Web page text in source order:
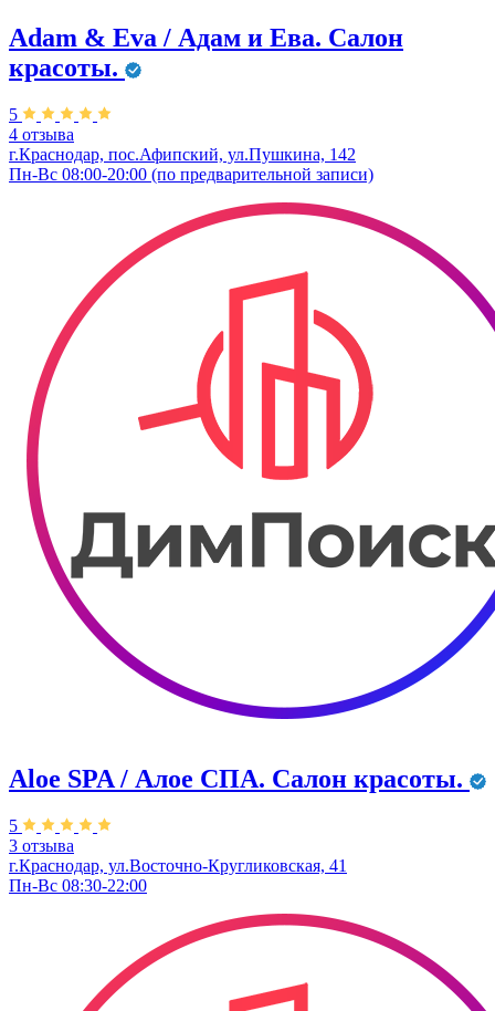
Adam & Eva / Адам и Ева. Салон
красоты.
5
4 отзыва
г.Краснодар, пос.Афипский, ул.Пушкина, 142
Пн-Вс 08:00-20:00 (по предварительной записи)
Aloe SPA / Алое СПА. Салон красоты.
5
3 отзыва
г.Краснодар, ул.Восточно-Кругликовская, 41
Пн-Вс 08:30-22:00